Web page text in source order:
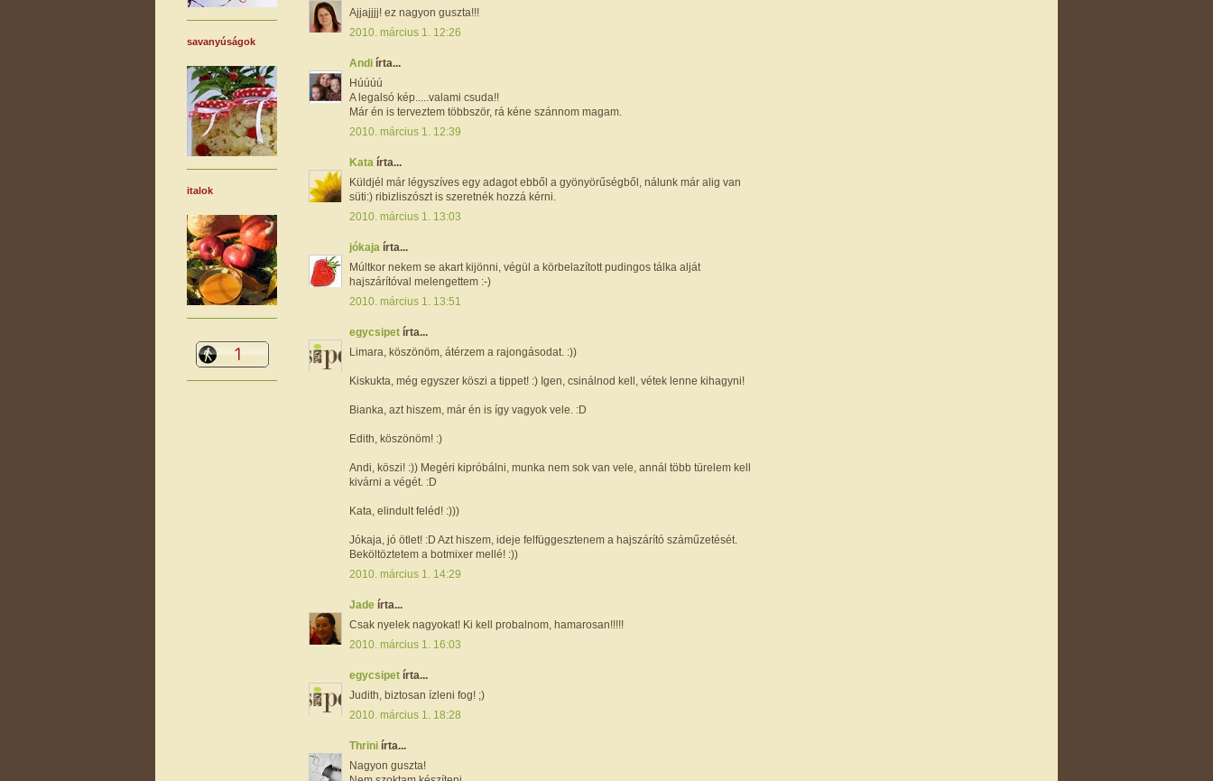
Ajjajjjj! ez nagyon guszta!!!
2010. március 1. 12:26
Andi írta...
Húúúú
A legalsó kép.....valami csuda!!
Már én is terveztem többször, rá kéne szánnom magam.
2010. március 1. 12:39
Kata írta...
Küldjél már légyszíves egy adagot ebből a gyönyörűségből, nálunk már alig van
süti:) ribizliszószt is szeretnék hozzá kérni.
2010. március 1. 13:03
jókaja írta...
Múltkor nekem se akart kijönni, végül a körbelazított pudingos tálka alját
hajszárítóval melengettem :-)
2010. március 1. 13:51
egycsipet írta...
Limara, köszönöm, átérzem a rajongásodat. :))
Kiskukta, még egyszer köszi a tippet! :) Igen, csinálnod kell, vétek lenne kihagyni!
Bianka, azt hiszem, már én is így vagyok vele. :D
Edith, köszönöm! :)
Andi, köszi! :)) Megéri kipróbálni, munka nem sok van vele, annál több türelem kell
kivárni a végét. :D
Kata, elindult feléd! :)))
Jókaja, jó ötlet! :D Azt hiszem, ideje felfüggesztenem a hajszárító száműzetését.
Beköltöztetem a botmixer mellé! :))
2010. március 1. 14:29
Jade írta...
Csak nyelek nagyokat! Ki kell probalnom, hamarosan!!!!!
2010. március 1. 16:03
egycsipet írta...
Judith, biztosan ízleni fog! ;)
2010. március 1. 18:28
Thrini írta...
Nagyon guszta!
savanyúságok
italok